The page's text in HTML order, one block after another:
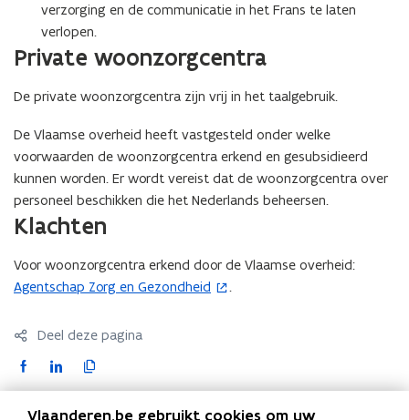
verzorging en de communicatie in het Frans te laten
verlopen.
Private woonzorgcentra
De private woonzorgcentra zijn vrij in het taalgebruik.
De Vlaamse overheid heeft vastgesteld onder welke
voorwaarden de woonzorgcentra erkend en gesubsidieerd
kunnen worden. Er wordt vereist dat de woonzorgcentra over
personeel beschikken die het Nederlands beheersen.
Klachten
Voor woonzorgcentra erkend door de Vlaamse overheid:
Agentschap Zorg en Gezondheid
(
p
t
.
Deel deze pagina
F
a
L
i
K
o
Vlaanderen.be gebruikt cookies om uw